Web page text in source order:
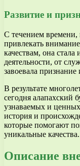
Развитие и
С течением времени,
привлекать
качествам, она стала
деятельности, от
завоевала
В результате
сегодня алапахский
узнаваемых и ценных
история и
которые помогают
уникальные качества.
Описание